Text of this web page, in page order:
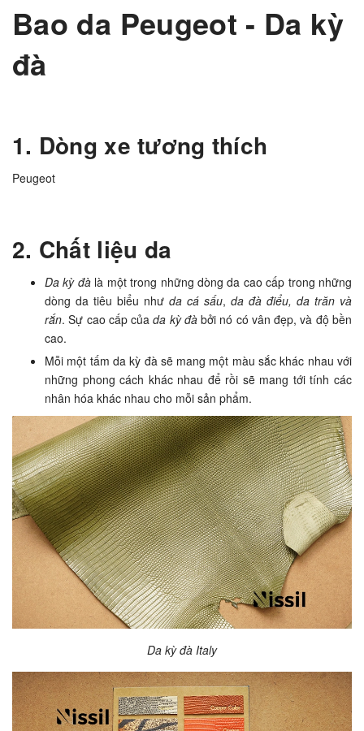
Bao da Peugeot - Da kỳ
đà
1. Dòng xe tương thích
Peugeot
2. Chất liệu da
Da kỳ đà là một trong những dòng da cao cấp trong những
dòng da tiêu biểu như da cá sấu, da đà điểu, da trăn và
rắn. Sự cao cấp củada kỳ đàbởi nó có vân đẹp, và độ bền
cao.
Mỗi một tấm da kỳ đà sẽ mang một màu sắc khác nhau với
những phong cách khác nhau để rồi sẽ mang tới tính các
nhân hóa khác nhau cho mỗi sản phẩm.
Da kỳ đà Italy